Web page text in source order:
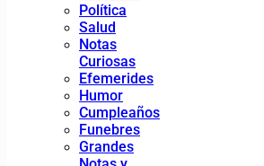
Política
Salud
Notas
Curiosas
Efemerides
Humor
Cumpleaños
Funebres
Grandes